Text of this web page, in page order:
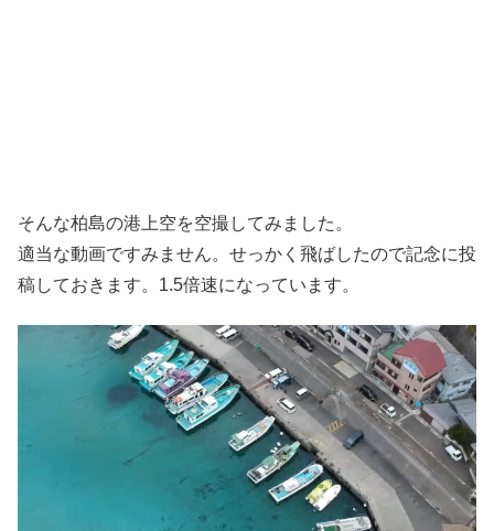
そんな柏島の港上空を空撮してみました。
適当な動画ですみません。せっかく飛ばしたので記念に投
稿しておきます。1.5倍速になっています。